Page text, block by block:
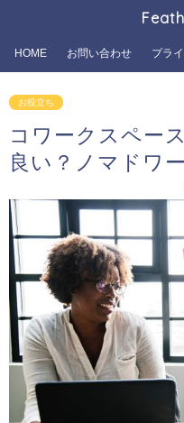
HOME お問い合わせ プラ
お役立ち
コワークスペー
良い？ノマドワ